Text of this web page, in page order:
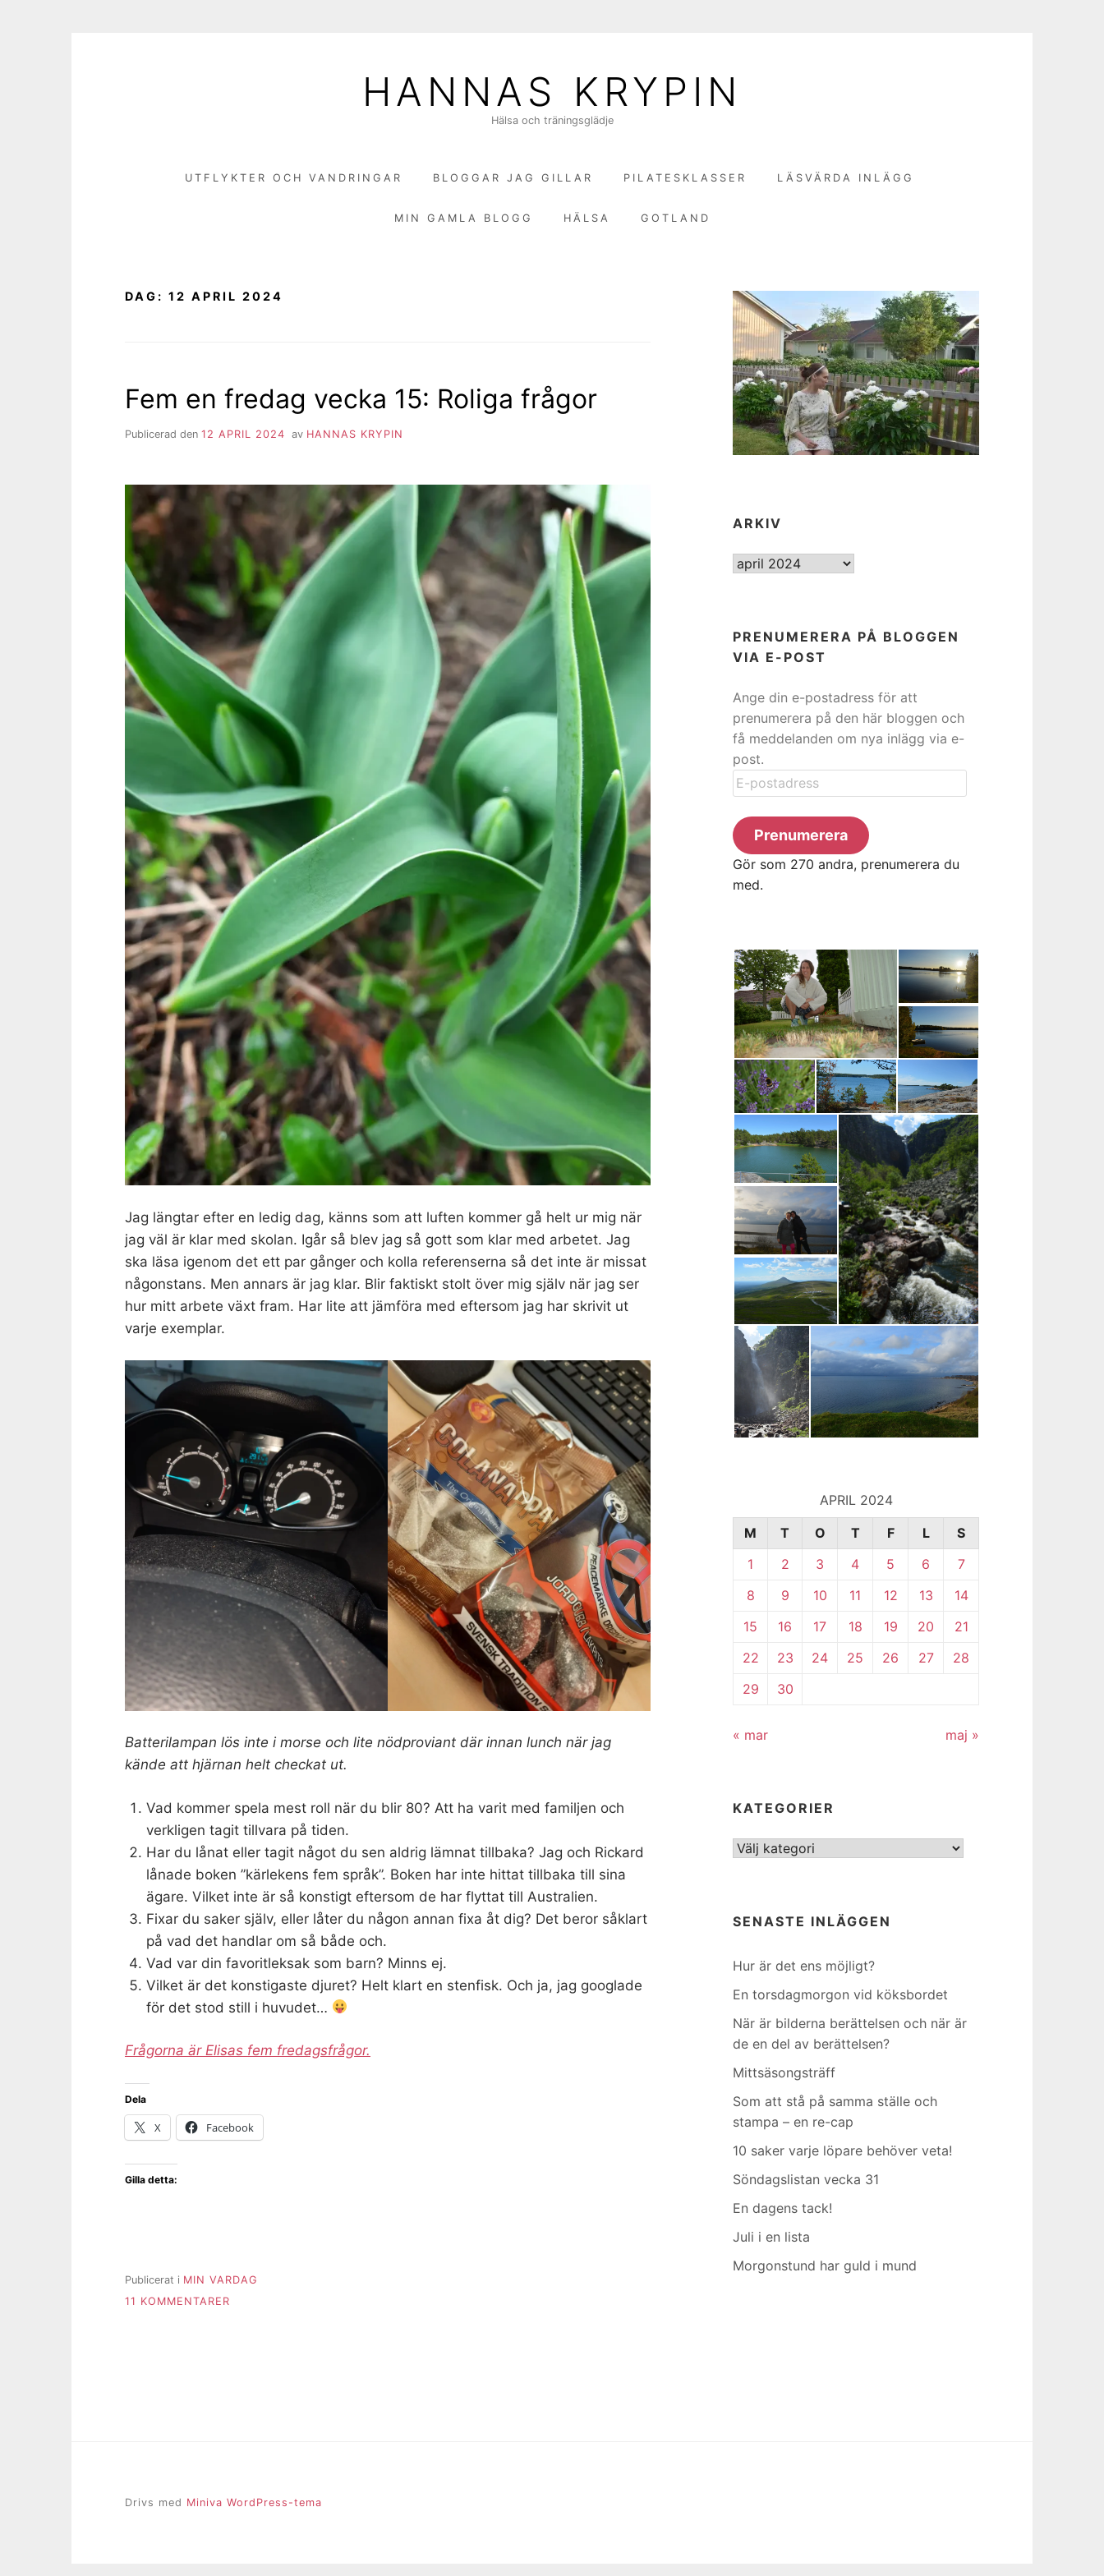
HANNAS KRYPIN
Hälsa och träningsglädje
UTFLYKTER OCH VANDRINGAR BLOGGAR JAG GILLAR PILATESKLASSER LÄSVÄRDA INLÄGG
MIN GAMLA BLOGG HÄLSA GOTLAND
DAG: 12 APRIL 2024
Fem en fredag vecka 15: Roliga frågor
Publicerad den 12 APRIL 2024 av HANNAS KRYPIN
Jag längtar efter en ledig dag, känns som att luften kommer gå helt ur mig när
jag väl är klar med skolan. Igår så blev jag så gott som klar med arbetet. Jag
ska läsa igenom det ett par gånger och kolla referenserna så det inte är missat
någonstans. Men annars är jag klar. Blir faktiskt stolt över mig själv när jag ser
hur mitt arbete växt fram. Har lite att jämföra med eftersom jag har skrivit ut
varje exemplar.
Batterilampan lös inte i morse och lite nödproviant där innan lunch när jag
kände att hjärnan helt checkat ut.
Vad kommer spela mest roll när du blir 80? Att ha varit med familjen och
verkligen tagit tillvara på tiden.
Har du lånat eller tagit något du sen aldrig lämnat tillbaka? Jag och Rickard
lånade boken ”kärlekens fem språk”. Boken har inte hittat tillbaka till sina
ägare. Vilket inte är så konstigt eftersom de har flyttat till Australien.
Fixar du saker själv, eller låter du någon annan fixa åt dig? Det beror såklart
på vad det handlar om så både och.
Vad var din favoritleksak som barn? Minns ej.
Vilket är det konstigaste djuret? Helt klart en stenfisk. Och ja, jag googlade
för det stod still i huvudet…
Frågorna är Elisas fem fredagsfrågor.
Dela
X Facebook
Gilla detta:
Publicerat i MIN VARDAG
11 KOMMENTARER
ARKIV
ARKIV
PRENUMERERA PÅ BLOGGEN
VIA E-POST
Ange din e-postadress för att
prenumerera på den här bloggen och
få meddelanden om nya inlägg via e-
post.
E-
postadress
Prenumerera
Gör som 270 andra, prenumerera du
med.
APRIL 2024
M
T O T F L
S
1
2 3 4 5 6
7
8
9 10 11 12 13
14
15
16 17 18 19 20
21
22
23 24 25 26 27
28
29
30
« mar maj »
KATEGORIER
Kategorier
SENASTE INLÄGGEN
Hur är det ens möjligt?
En torsdagmorgon vid köksbordet
När är bilderna berättelsen och när är
de en del av berättelsen?
Mittsäsongsträff
Som att stå på samma ställe och
stampa – en re-cap
10 saker varje löpare behöver veta!
Söndagslistan vecka 31
En dagens tack!
Juli i en lista
Morgonstund har guld i mund
Drivs med Miniva WordPress-tema